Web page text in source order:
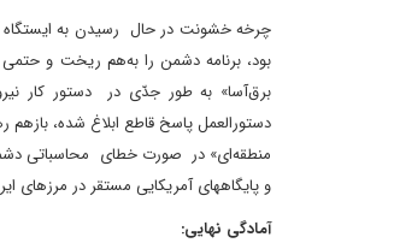
چرخه خشونت در حال رسیدن به
بود، برنامه دشمن را به‌هم ریخت و
برق‌آسا» به طور جدّی در دستور کار
دستورالعمل پاسخ قاطع ابلاغ شده،
و پایگاههای آمریکایی مستقر در مرزهای
آمادگی نهایی: